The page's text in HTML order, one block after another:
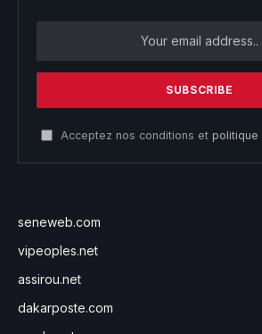
Acceptez nos conditions et politique
seneweb.com
vipeoples.net
assirou.net
dakarposte.com